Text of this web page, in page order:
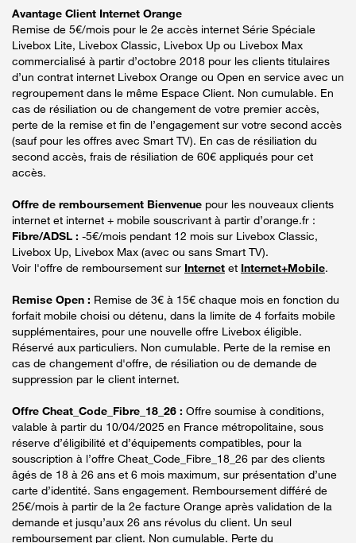
Avantage Client Internet Orange
Remise de 5€/mois pour le 2e accès internet Série Spéciale
Livebox Lite, Livebox Classic, Livebox Up ou Livebox Max
commercialisé à partir d’octobre 2018 pour les clients titulaires
d’un contrat internet Livebox Orange ou Open en service avec un
regroupement dans le même Espace Client. Non cumulable. En
cas de résiliation ou de changement de votre premier accès,
perte de la remise et fin de l’engagement sur votre second accès
(sauf pour les offres avec Smart TV). En cas de résiliation du
second accès, frais de résiliation de 60€ appliqués pour cet
accès.
Offre de remboursement Bienvenue pour les nouveaux clients
internet et internet + mobile souscrivant à partir d’orange.fr :
Fibre/ADSL : -5€/mois pendant 12 mois sur Livebox Classic,
Livebox Up, Livebox Max (avec ou sans Smart TV).
Voir l'offre de remboursement sur Internet et Internet+Mobile.
Remise Open : Remise de 3€ à 15€ chaque mois en fonction du
forfait mobile choisi ou détenu, dans la limite de 4 forfaits mobile
supplémentaires, pour une nouvelle offre Livebox éligible.
Réservé aux particuliers. Non cumulable. Perte de la remise en
cas de changement d'offre, de résiliation ou de demande de
suppression par le client internet.
Offre Cheat_Code_Fibre_18_26 : Offre soumise à conditions,
valable à partir du 10/04/2025 en France métropolitaine, sous
réserve d’éligibilité et d’équipements compatibles, pour la
souscription à l’offre Cheat_Code_Fibre_18_26 par des clients
âgés de 18 à 26 ans et 6 mois maximum, sur présentation d’une
carte d’identité. Sans engagement. Remboursement différé de
25€/mois à partir de la 2e facture Orange après validation de la
demande et jusqu’aux 26 ans révolus du client. Un seul
remboursement par client. Non cumulable. Perte du